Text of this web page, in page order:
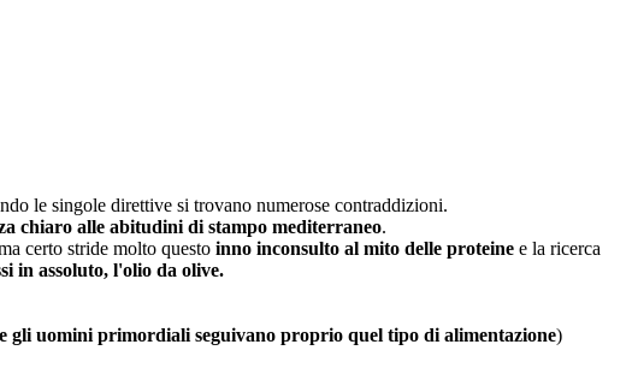
le singole direttive si trovano numerose contraddizioni.
chiaro alle abitudini di stampo mediterraneo.
certo stride molto questo inno inconsulto al mito delle proteine e la ricerca
in assoluto, l'olio da olive.
gli uomini primordiali seguivano proprio quel tipo di alimentazione)